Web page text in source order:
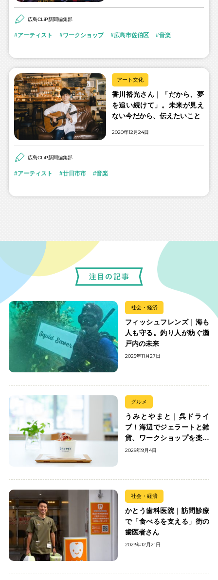
広島CLiP新聞編集部
アーティスト ワークショップ 広島市佐伯区 音楽
アート文化
香川裕光さん｜「だから、夢
を追い続けて」。未来が見え
ない今だから、伝えたいこと
2020年12月24日
広島CLiP新聞編集部
アーティスト 廿日市市 音楽
社会・経済
フィッシュフレンズ｜海も
人も守る。釣り人が紡ぐ瀬
戸内の未来
2025年11月27日
グルメ
うみとやまと｜呉ドライ
ブ！海辺でジェラートと雑
貨、ワークショップを楽し
む
2025年9月4日
社会・経済
かとう歯科医院｜訪問診療
で「食べるを支える」街の
歯医者さん
2023年12月21日